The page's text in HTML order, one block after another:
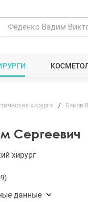
хирурги Баков
Сергеевич
хирург
данные